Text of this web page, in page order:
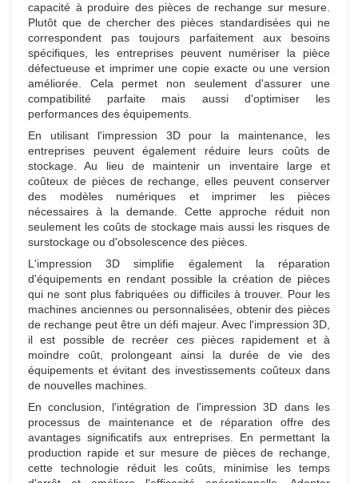
capacité à produire des pièces de rechange sur mesure.
Plutôt que de chercher des pièces standardisées qui ne
correspondent pas toujours parfaitement aux besoins
spécifiques, les entreprises peuvent numériser la pièce
défectueuse et imprimer une copie exacte ou une version
améliorée. Cela permet non seulement d'assurer une
compatibilité parfaite mais aussi d'optimiser les
performances des équipements.
En utilisant l'impression 3D pour la maintenance, les
entreprises peuvent également réduire leurs coûts de
stockage. Au lieu de maintenir un inventaire large et
coûteux de pièces de rechange, elles peuvent conserver
des modèles numériques et imprimer les pièces
nécessaires à la demande. Cette approche réduit non
seulement les coûts de stockage mais aussi les risques de
surstockage ou d'obsolescence des pièces.
L'impression 3D simplifie également la réparation
d'équipements en rendant possible la création de pièces
qui ne sont plus fabriquées ou difficiles à trouver. Pour les
machines anciennes ou personnalisées, obtenir des pièces
de rechange peut être un défi majeur. Avec l'impression 3D,
il est possible de recréer ces pièces rapidement et à
moindre coût, prolongeant ainsi la durée de vie des
équipements et évitant des investissements coûteux dans
de nouvelles machines.
En conclusion, l'intégration de l'impression 3D dans les
processus de maintenance et de réparation offre des
avantages significatifs aux entreprises. En permettant la
production rapide et sur mesure de pièces de rechange,
cette technologie réduit les coûts, minimise les temps